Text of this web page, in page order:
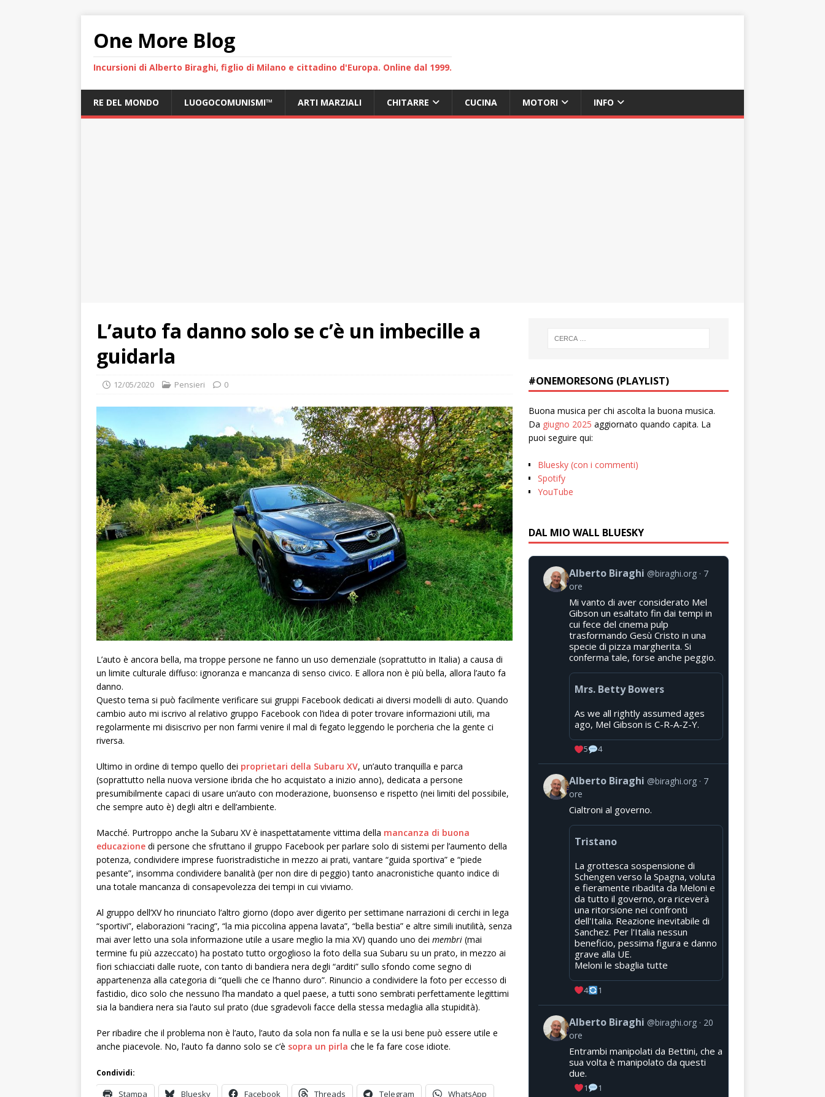
One More Blog
Incursioni di Alberto Biraghi, figlio di Milano e cittadino d'Europa. Online dal 1999.
RE DEL MONDO LUOGOCOMUNISMI™ ARTI MARZIALI CHITARRE CUCINA MOTORI INFO
L’auto fa danno solo se c’è un imbecille a
guidarla
12/05/2020 Pensieri 0
L’auto è ancora bella, ma troppe persone ne fanno un uso demenziale (soprattutto in Italia) a causa di
un limite culturale diffuso: ignoranza e mancanza di senso civico. E allora non è più bella, allora l’auto fa
danno.
Questo tema si può facilmente verificare sui gruppi Facebook dedicati ai diversi modelli di auto. Quando
cambio auto mi iscrivo al relativo gruppo Facebook con l’idea di poter trovare informazioni utili, ma
regolarmente mi disiscrivo per non farmi venire il mal di fegato leggendo le porcheria che la gente ci
riversa.
Ultimo in ordine di tempo quello dei proprietari della Subaru XV, un’auto tranquilla e parca
(soprattutto nella nuova versione ibrida che ho acquistato a inizio anno), dedicata a persone
presumibilmente capaci di usare un’auto con moderazione, buonsenso e rispetto (nei limiti del possibile,
che sempre auto è) degli altri e dell’ambiente.
Macché. Purtroppo anche la Subaru XV è inaspettatamente vittima della mancanza di buona
educazione di persone che sfruttano il gruppo Facebook per parlare solo di sistemi per l’aumento della
potenza, condividere imprese fuoristradistiche in mezzo ai prati, vantare “guida sportiva” e “piede
pesante”, insomma condividere banalità (per non dire di peggio) tanto anacronistiche quanto indice di
una totale mancanza di consapevolezza dei tempi in cui viviamo.
Al gruppo dell’XV ho rinunciato l’altro giorno (dopo aver digerito per settimane narrazioni di cerchi in lega
“sportivi”, elaborazioni “racing”, “la mia piccolina appena lavata”, “bella bestia” e altre simili inutilità, senza
mai aver letto una sola informazione utile a usare meglio la mia XV) quando uno dei membri (mai
termine fu più azzeccato) ha postato tutto orgoglioso la foto della sua Subaru su un prato, in mezzo ai
fiori schiacciati dalle ruote, con tanto di bandiera nera degli “arditi” sullo sfondo come segno di
appartenenza alla categoria di “quelli che ce l’hanno duro”. Rinuncio a condividere la foto per eccesso di
fastidio, dico solo che nessuno l’ha mandato a quel paese, a tutti sono sembrati perfettamente legittimi
sia la bandiera nera sia l’auto sul prato (due sgradevoli facce della stessa medaglia alla stupidità).
Per ribadire che il problema non è l’auto, l’auto da sola non fa nulla e se la usi bene può essere utile e
anche piacevole. No, l’auto fa danno solo se c’è sopra un pirla che le fa fare cose idiote.
Condividi:
Stampa Bluesky Facebook Threads Telegram WhatsApp
#ONEMORESONG (PLAYLIST)
Buona musica per chi ascolta la buona musica.
Da giugno 2025 aggiornato quando capita. La
puoi seguire qui:
Bluesky (con i commenti)
Spotify
YouTube
DAL MIO WALL BLUESKY
Alberto Biraghi @biraghi.org
7
ore
Mi vanto di aver considerato Mel
Gibson un esaltato fin dai tempi in
cui fece del cinema pulp
trasformando Gesù Cristo in una
specie di pizza margherita. Si
conferma tale, forse anche peggio.
Mrs. Betty Bowers
As we all rightly assumed ages
ago, Mel Gibson is C-R-A-Z-Y.
5 4
Alberto Biraghi @biraghi.org
7
ore
Cialtroni al governo.
Tristano
La grottesca sospensione di
Schengen verso la Spagna, voluta
e fieramente ribadita da Meloni e
da tutto il governo, ora riceverà
una ritorsione nei confronti
dell'Italia. Reazione inevitabile di
Sanchez. Per l'Italia nessun
beneficio, pessima figura e danno
grave alla UE.
Meloni le sbaglia tutte
4 1
Alberto Biraghi @biraghi.org
20
ore
Entrambi manipolati da Bettini, che a
sua volta è manipolato da questi
due.
1 1